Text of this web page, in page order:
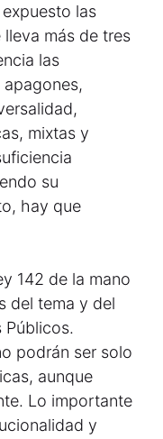
las
más de tres
las
mixtas y
su
hay que
142 de la mano
del tema y del
Públicos.
podrán ser solo
aunque
Lo importante
y